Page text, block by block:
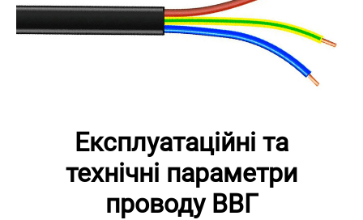
Експлуатаційні та
технічні параметри
проводу ВВГ